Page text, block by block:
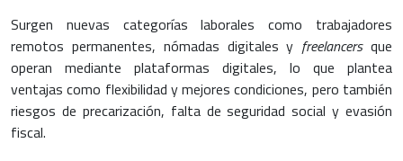
Surgen nuevas categorías laborales como trabajadores
remotos permanentes, nómadas digitales y freelancersque
operan mediante plataformas digitales, lo que plantea
ventajas como flexibilidad y mejores condiciones, pero también
riesgos de precarización, falta de seguridad social y evasión
fiscal.